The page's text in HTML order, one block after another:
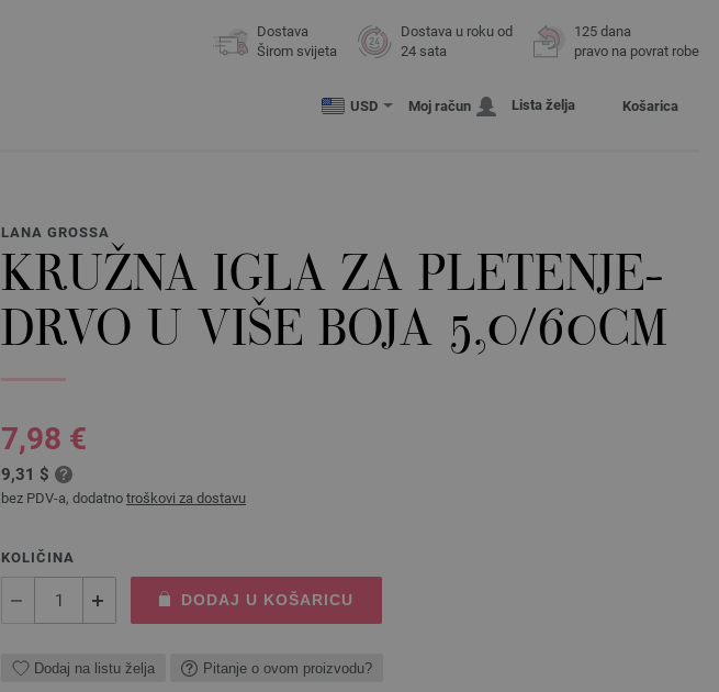
Dostava
Širom svijeta
Dostava u roku od
24 sata
125 dana
pravo na povrat robe
USD Moj račun Lista želja Košarica
LANA GROSSA
KRUŽNA IGLA ZA PLETENJE-
DRVO U VIŠE BOJA 5,0/60CM
7,98 €
9,31 $
bez PDV-a, dodatno troškovi za dostavu
KOLIČINA
DODAJ U KOŠARICU
Dodaj na listu želja Pitanje o ovom proizvodu?